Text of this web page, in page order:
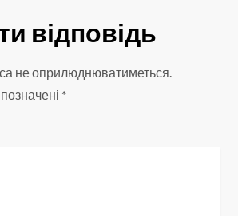
відповідь
не оприлюднюватиметься.
*